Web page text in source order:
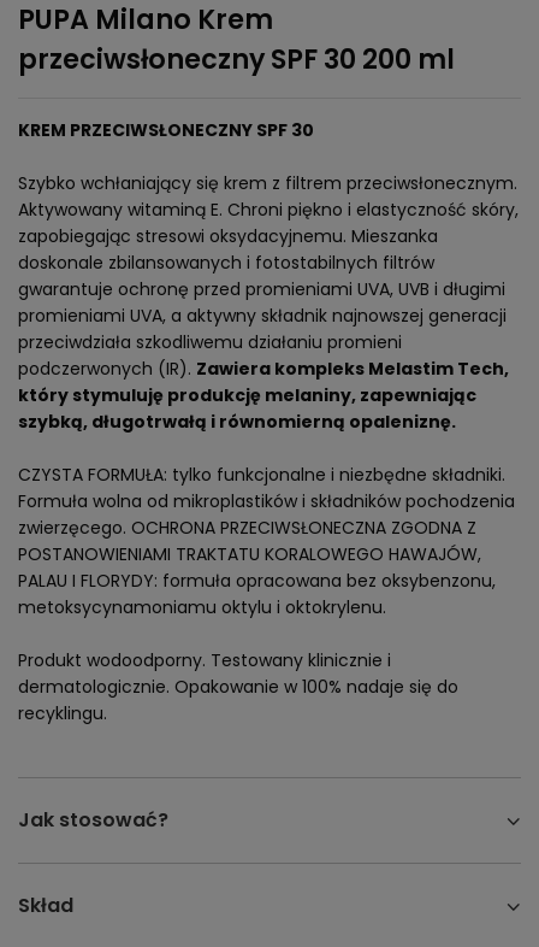
PUPA Milano Krem
przeciwsłoneczny SPF 30 200 ml
KREM PRZECIWSŁONECZNY SPF 30
Szybko wchłaniający się krem z filtrem przeciwsłonecznym.
Aktywowany witaminą E. Chroni piękno i elastyczność skóry,
zapobiegając stresowi oksydacyjnemu. Mieszanka
doskonale zbilansowanych i fotostabilnych filtrów
gwarantuje ochronę przed promieniami UVA, UVB i długimi
promieniami UVA, a aktywny składnik najnowszej generacji
przeciwdziała szkodliwemu działaniu promieni
podczerwonych (IR). Zawiera kompleks Melastim Tech,
który stymuluję produkcję melaniny, zapewniając
szybką, długotrwałą i równomierną opaleniznę.
CZYSTA FORMUŁA: tylko funkcjonalne i niezbędne składniki.
Formuła wolna od mikroplastików i składników pochodzenia
zwierzęcego. OCHRONA PRZECIWSŁONECZNA ZGODNA Z
POSTANOWIENIAMI TRAKTATU KORALOWEGO HAWAJÓW,
PALAU I FLORYDY: formuła opracowana bez oksybenzonu,
metoksycynamoniamu oktylu i oktokrylenu.
Produkt wodoodporny. Testowany klinicznie i
dermatologicznie. Opakowanie w 100% nadaje się do
recyklingu.
Jak stosować?
Skład